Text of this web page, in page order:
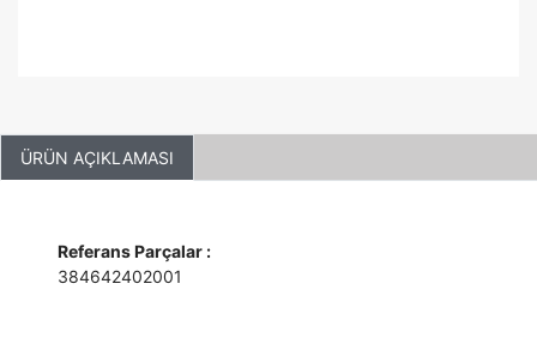
ÜRÜN AÇIKLAMASI
Referans Parçalar :
384642402001